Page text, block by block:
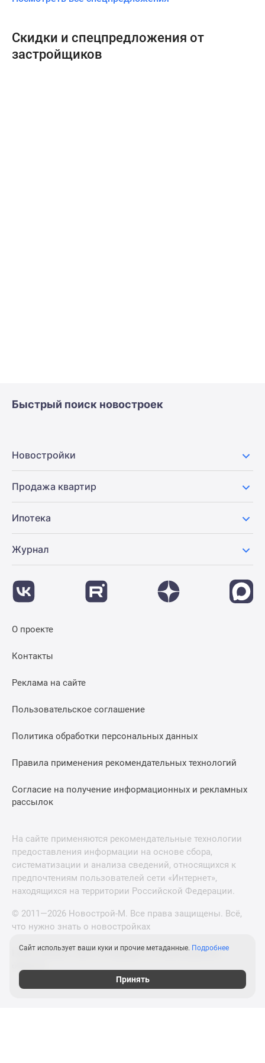
Скидки и спецпредложения от
застройщиков
Быстрый поиск новостроек
Новостройки
Продажа квартир
Ипотека
Журнал
О проекте
Контакты
Реклама на сайте
Пользовательское соглашение
Политика обработки персональных данных
Правила применения рекомендательных технологий
Согласие на получение информационных и рекламных
рассылок
На сайте применяются рекомендательные технологии
предоставления информации на основе сбора,
систематизации и анализа сведений, относящихся к
предпочтениям пользователей сети «Интернет»,
находящихся на территории Российской Федерации.
© 2011—2026 Новострой-М. Все права защищены. Всё,
что нужно знать о новостройках
Новостройки Санкт-Петербурга и Ленинградской
Сайт использует ваши куки и прочие метаданные. Подробнее
Принять